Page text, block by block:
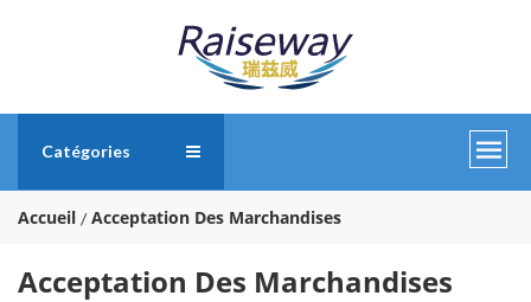
Catégories
Accueil Acceptation Des Marchandises
Acceptation Des Marchandises